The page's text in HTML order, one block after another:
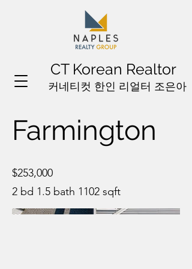
커네티컷 한인 리얼터 조은아
CT Korean Realtor
Farmington
$253,000
2 bd 1.5 bath 1102 sqft